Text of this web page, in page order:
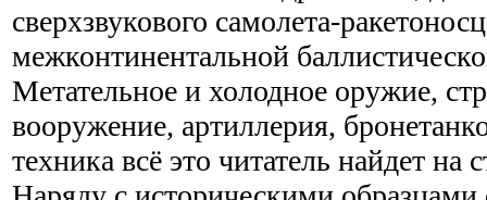
сверхзвукового самолета-
межконтинентальной
Метательное и холодное оружие,
вооружение, артиллерия,
техника всё это читатель найдет на